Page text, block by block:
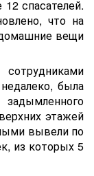
спасателей.
что на
вещи
была
этажей
вывели по
из которых 5